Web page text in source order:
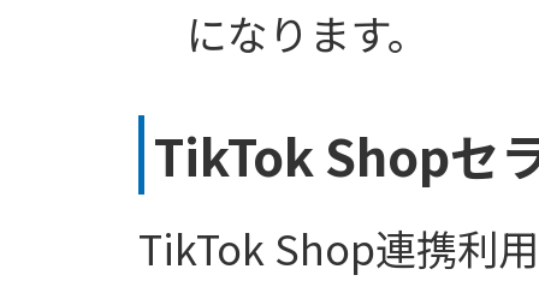
になります。
TikTok Shopセ
TikTok Shop連携利